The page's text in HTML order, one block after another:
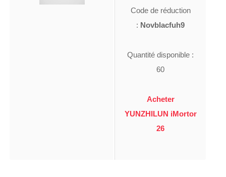
Code de réduction
: Novblacfuh9
Quantité disponible :
60
Acheter
YUNZHILUN iMortor
26